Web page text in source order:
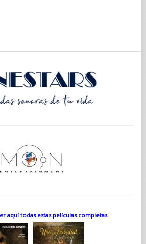
aquí todas estas películas completas